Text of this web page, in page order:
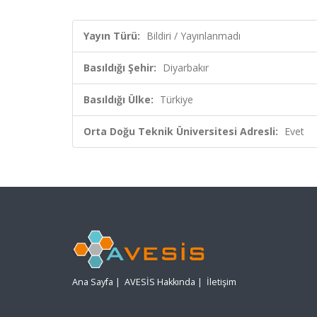
Yayın Türü: Bildiri / Yayınlanmadı
Basıldığı Şehir: Diyarbakır
Basıldığı Ülke: Türkiye
Orta Doğu Teknik Üniversitesi Adresli: Evet
Ana Sayfa | AVESİS Hakkında | İletişim